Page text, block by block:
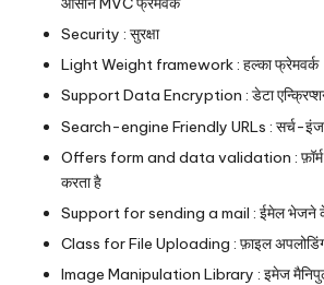
Security : सुरक्षा
Light Weight framework : हल्का फ्रेमवर्क
Support Data Encryption : डेटा
Search-engine Friendly URLs : सर्च-
Offers form and data validation : फ़ॉर्म
करता है
Support for sending a mail : ईमेल भेजने के
Class for File Uploading : फ़ाइल
Image Manipulation Library : इमेज